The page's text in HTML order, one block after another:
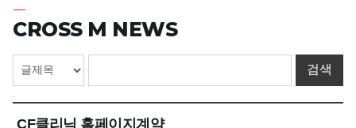
CROSS M NEWS
CF클리닉 홈페이지계약